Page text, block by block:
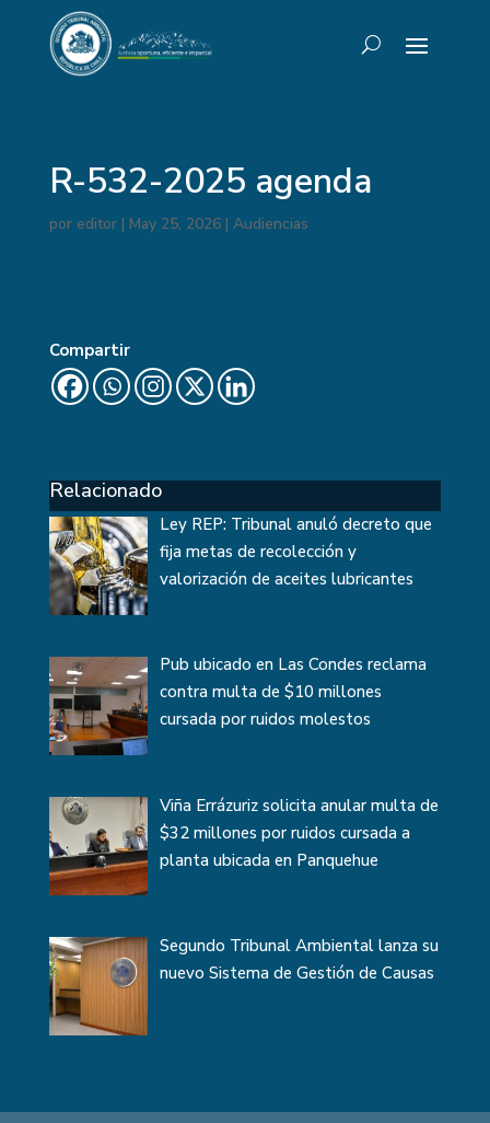
R-532-2025 agenda
por editor| May 25, 2026| Audiencias
Compartir
Relacionado
Ley REP: Tribunal anuló decreto que
fija metas de recolección y
valorización de aceites lubricantes
Pub ubicado en Las Condes reclama
contra multa de $10 millones
cursada por ruidos molestos
Viña Errázuriz solicita anular multa de
$32 millones por ruidos cursada a
planta ubicada en Panquehue
Segundo Tribunal Ambiental lanza su
nuevo Sistema de Gestión de Causas